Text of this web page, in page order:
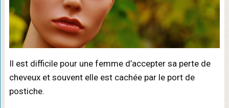
Il est difficile pour une femme d’accepter sa perte de
cheveux et souvent elle est cachée par le port de
postiche.